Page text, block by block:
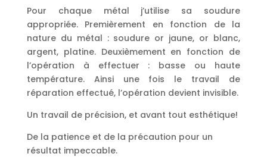
Pour chaque métal j’utilise sa soudure
appropriée. Premièrement en fonction de la
nature du métal : soudure or jaune, or blanc,
argent, platine. Deuxièmement en fonction de
l’opération à effectuer : basse ou haute
température. Ainsi une fois le travail de
réparation effectué, l’opération devient invisible.
Un travail de précision, et avant tout esthétique!
De la patience et de la précaution pour un
résultat impeccable.